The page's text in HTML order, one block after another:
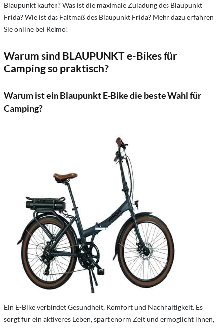
Blaupunkt kaufen? Was ist die maximale Zuladung des Blaupunkt
Frida? Wie ist das Faltmaß des Blaupunkt Frida? Mehr dazu erfahren
Sie online bei Reimo!
Warum sind BLAUPUNKT e-Bikes für
Camping so praktisch?
Warum ist ein Blaupunkt E-Bike die beste Wahl für
Camping?
Ein E-Bike verbindet Gesundheit, Komfort und Nachhaltigkeit. Es
sorgt für ein aktiveres Leben, spart enorm Zeit und ermöglicht ihnen,